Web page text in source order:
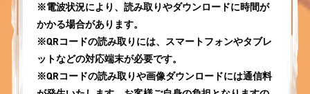
※電波状況により、読み取りやダウンロードに時間が
かかる場合があります。
※QRコードの読み取りには、スマートフォンやタブレ
ットなどの対応端末が必要です。
※QRコードの読み取りや画像ダウンロードには通信料